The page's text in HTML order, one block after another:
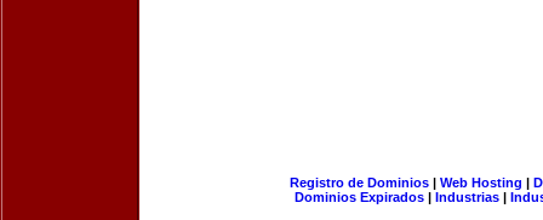
Registro de Dominios| Web Hosting |
Dominios Expirados | Industrias |